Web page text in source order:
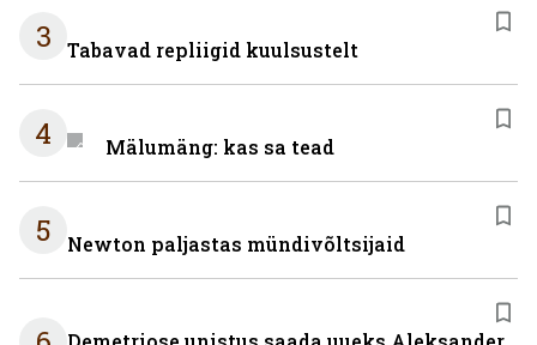
3 Tabavad repliigid kuulsustelt
4 Mälumäng: kas sa tead
5 Newton paljastas mündivõltsijaid